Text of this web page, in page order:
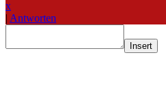
x
| Antworten
Insert